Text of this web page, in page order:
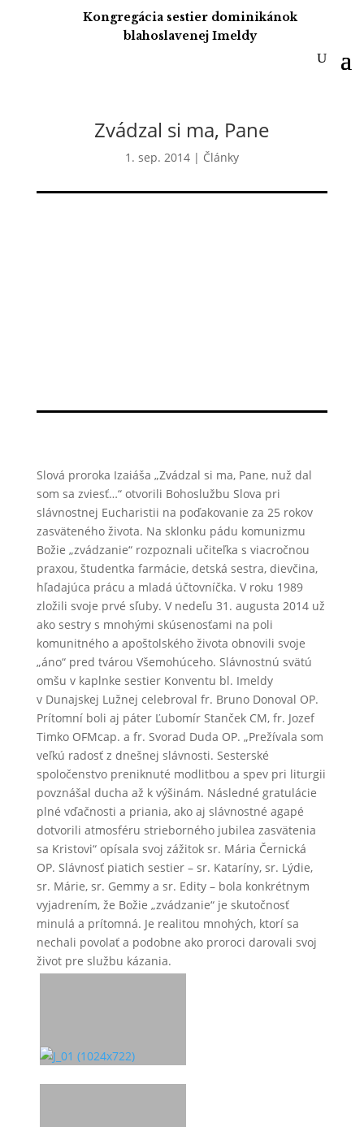
Kongregácia sestier dominikánok
blahoslavenej Imeldy
Zvádzal si ma, Pane
1. sep. 2014| Články
Slová proroka Izaiáša „Zvádzal si ma, Pane, nuž dal
som sa zviesť…“ otvorili Bohoslužbu Slova pri
slávnostnej Eucharistii na poďakovanie za 25 rokov
zasväteného života. Na sklonku pádu komunizmu
Božie „zvádzanie“ rozpoznali učiteľka s viacročnou
praxou, študentka farmácie, detská sestra, dievčina,
hľadajúca prácu a mladá účtovníčka. V roku 1989
zložili svoje prvé sľuby. V nedeľu 31. augusta 2014 už
ako sestry s mnohými skúsenosťami na poli
komunitného a apoštolského života obnovili svoje
„áno“ pred tvárou Všemohúceho. Slávnostnú svätú
omšu v kaplnke sestier Konventu bl. Imeldy
v Dunajskej Lužnej celebroval fr. Bruno Donoval OP.
Prítomní boli aj páter Ľubomír Stanček CM, fr. Jozef
Timko OFMcap. a fr. Svorad Duda OP. „Prežívala som
veľkú radosť z dnešnej slávnosti. Sesterské
spoločenstvo preniknuté modlitbou a spev pri liturgii
povznášal ducha až k výšinám. Následné gratulácie
plné vďačnosti a priania, ako aj slávnostné agapé
dotvorili atmosféru strieborného jubilea zasvätenia
sa Kristovi“ opísala svoj zážitok sr. Mária Černická
OP. Slávnosť piatich sestier – sr. Kataríny, sr. Lýdie,
sr. Márie, sr. Gemmy a sr. Edity – bola konkrétnym
vyjadrením, že Božie „zvádzanie“ je skutočnosť
minulá a prítomná. Je realitou mnohých, ktorí sa
nechali povolať a podobne ako proroci darovali svoj
život pre službu kázania.